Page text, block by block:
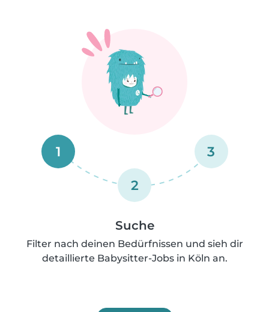
1
2
3
Suche
Filter nach deinen Bedürfnissen und sieh dir
detaillierte Babysitter-Jobs in Köln an.